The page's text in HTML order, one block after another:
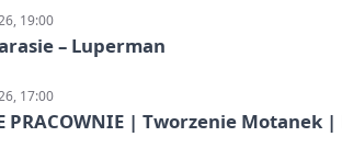
19:00
– Luperman
17:00
PRACOWNIE | Tworzenie Motanek |